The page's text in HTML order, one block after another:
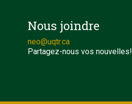
Nous joindre
neo@uqtr.ca
Partagez-nous vos nouvelles!